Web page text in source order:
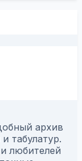
архив
табулатур.
любителей